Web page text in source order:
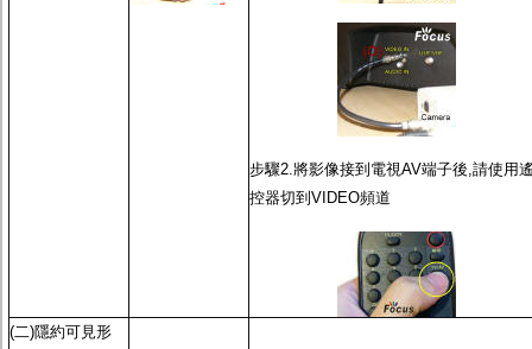
步驟2.將影像接到電視AV端子後,請使用
控器切到VIDEO頻道
(二)隱約可見形